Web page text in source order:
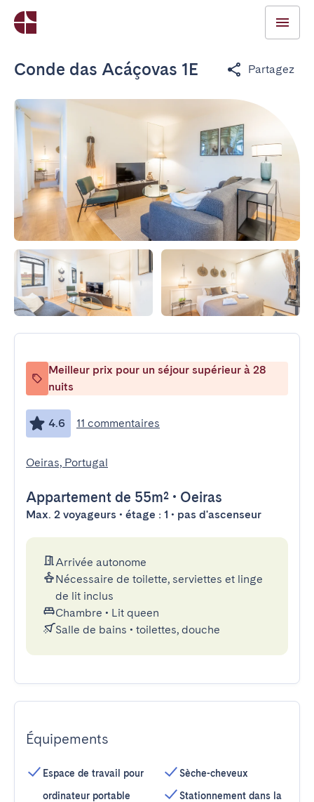
Conde das Acáçovas 1E Partagez
Meilleur prix pour un séjour supérieur à 28
nuits
4.6 11 commentaires
Oeiras, Portugal
Appartement de 55m² • Oeiras
Max. 2 voyageurs • étage : 1 • pas d'ascenseur
Arrivée autonome
Nécessaire de toilette, serviettes et linge
de lit inclus
Chambre • Lit queen
Salle de bains • toilettes, douche
Équipements
Espace de travail pour
ordinateur portable
Sèche-cheveux
Stationnement dans la